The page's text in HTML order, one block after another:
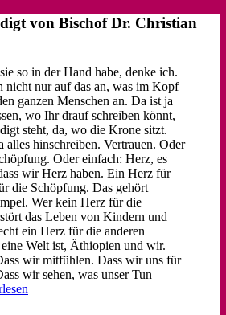
von Bischof Dr. Christian
so in der Hand habe, denke ich.
nicht nur auf das an, was im Kopf
ganzen Menschen an. Da ist ja
wo Ihr drauf schreiben könnt,
steht, da, wo die Krone sitzt.
alles hinschreiben. Vertrauen. Oder
Oder einfach: Herz, es
wir Herz haben. Ein Herz für
die Schöpfung. Das gehört
Wer kein Herz für die
das Leben von Kindern und
ein Herz für die anderen
eine Welt ist, Äthiopien und wir.
wir mitfühlen. Dass wir uns für
wir sehen, was unser Tun